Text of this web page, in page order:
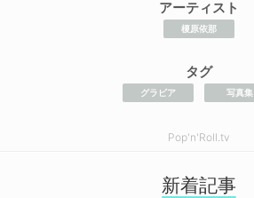
アーティスト
榎原依那
タグ
グラビア 写真集
Pop'n'Roll.tv
新着記事